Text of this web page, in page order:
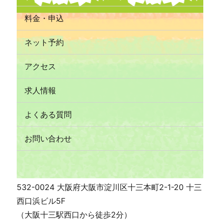
料金・申込
ネット予約
アクセス
求人情報
よくある質問
お問い合わせ
532-0024 大阪府大阪市淀川区十三本町2-1-20 十三
西口浜ビル5F
（大阪十三駅西口から徒歩2分）